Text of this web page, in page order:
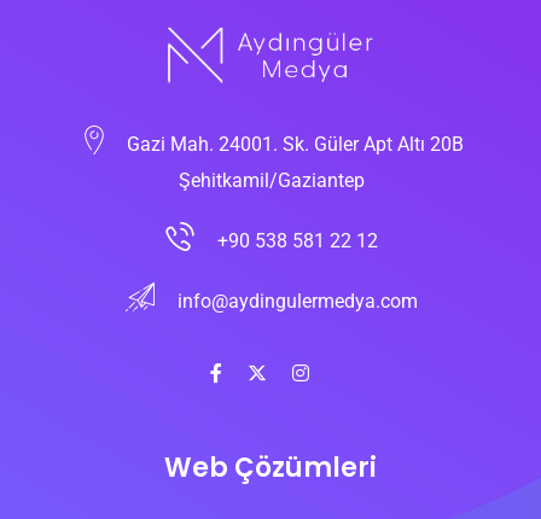
Gazi Mah. 24001. Sk. Güler Apt Altı 20B
Şehitkamil/Gaziantep
+90 538 581 22 12
info@aydingulermedya.com
Web Çözümleri